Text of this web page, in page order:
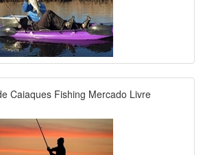
Caiaques Fishing Mercado Livre